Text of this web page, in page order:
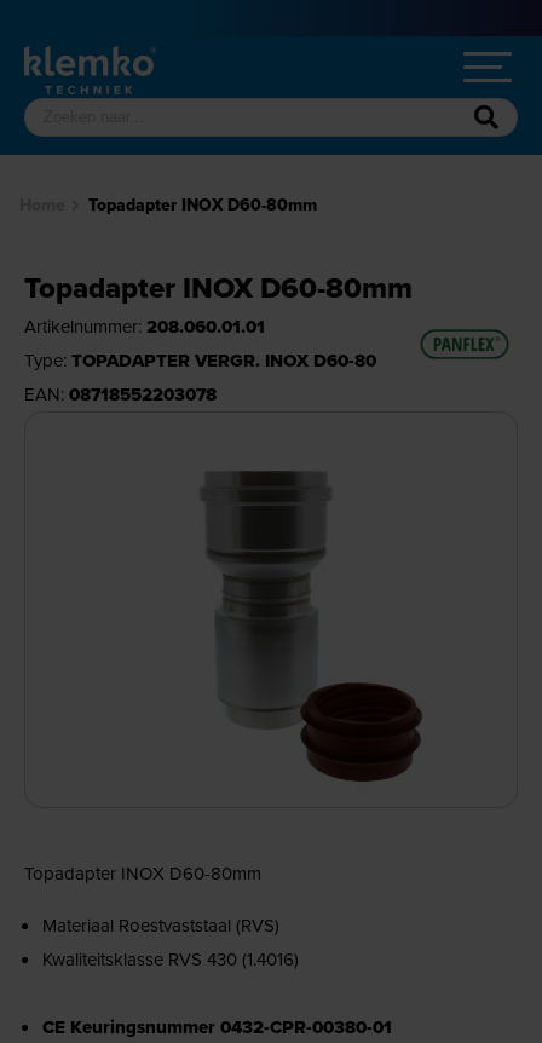
Topadapter INOX D60-80mm
Topadapter INOX D60-80mm
Artikelnummer: 208.060.01.01
Type: TOPADAPTER VERGR. INOX D60-80
EAN: 08718552203078
Topadapter INOX D60-80mm
Materiaal Roestvaststaal (RVS)
Kwaliteitsklasse RVS 430 (1.4016)
CE Keuringsnummer 0432-CPR-00380-01